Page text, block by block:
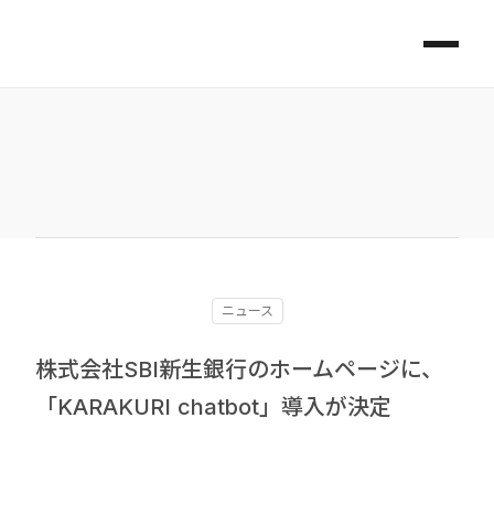
ニュース
株式会社SBI新生銀行のホームページに、
「KARAKURI chatbot」導入が決定